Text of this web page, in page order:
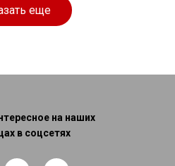
еще
на наших
в соцсетях